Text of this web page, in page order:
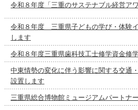
令和８年度「三重のサステナブル経営ア
令和８年度 三重県子どもの学び・体験
します
令和８年度三重県歯科技工士修学資金修
中東情勢の変化に伴う影響に関する交通
設置します
三重県総合博物館ミュージアムパートナ